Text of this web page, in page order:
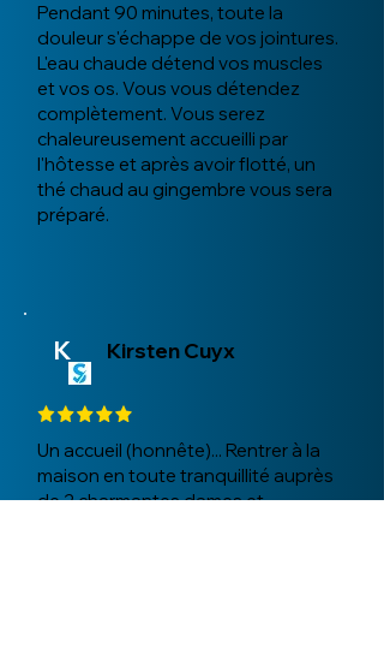
Pendant 90 minutes, toute la
douleur s'échappe de vos jointures.
L'eau chaude détend vos muscles
et vos os. Vous vous détendez
complètement. Vous serez
chaleureusement accueilli par
l'hôtesse et après avoir flotté, un
thé chaud au gingembre vous sera
préparé.
K Kirsten Cuyx
Un accueil (honnête)... Rentrer à la
maison en toute tranquillité auprès
de 2 charmantes dames et